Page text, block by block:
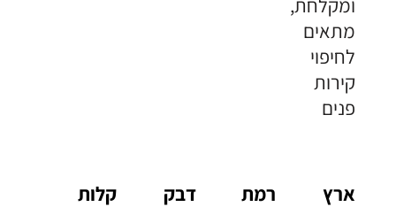
מתאים
לחיפוי
קירות
פנים
ארץ
רמת
דבק
קלות